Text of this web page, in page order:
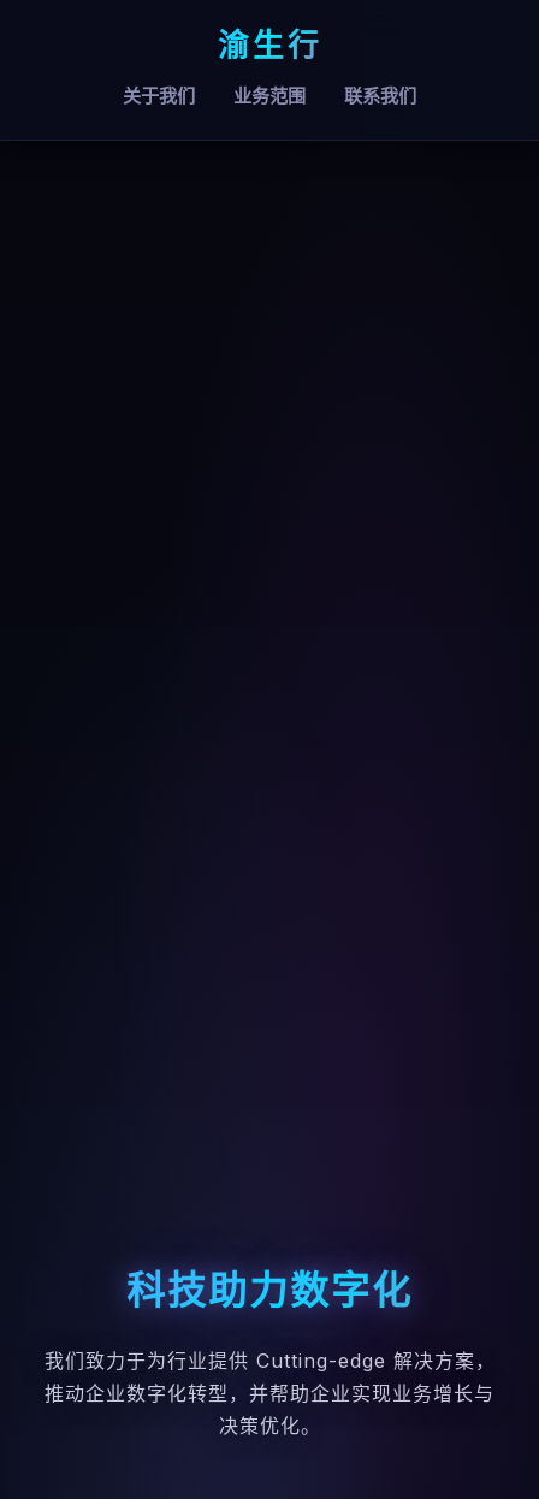
渝生行
关于我们 业务范围 联系我们
科技助力数字化
我们致力于为行业提供 Cutting-edge 解决方案，
推动企业数字化转型，并帮助企业实现业务增长与
决策优化。